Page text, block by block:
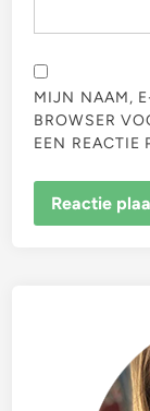
MIJN NAAM,
BROWSER
EEN REACTIE